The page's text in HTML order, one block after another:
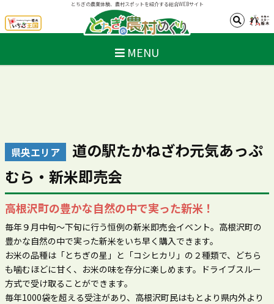
とちぎの農業体験、農村スポットを紹介する総合WEBサイト
MENU
県央エリア
道の駅たかねざわ元気あっぷ
むら・新米即売会
高根沢町の豊かな自然の中で実った新米！
毎年９月中旬～下旬に行う恒例の新米即売会イベント。高根沢町の
豊かな自然の中で実った新米をいち早く購入できます。
お米の品種は「とちぎの星」と「コシヒカリ」の２種類で、どちら
も噛むほどに甘く、お米の味を存分に楽しめます。ドライブスルー
方式で受け取ることができます。
毎年1000袋を超える受注があり、高根沢町民はもとより県内外より